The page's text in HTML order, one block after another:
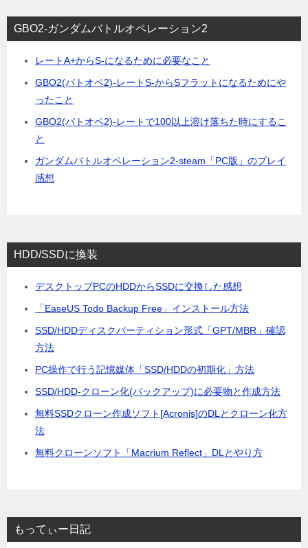
GBO2-ガンダムバトルオペレーション2
レートA+からS-になるために必要なこと
GBO2(バトオペ2)-レートS-からSフラットになるためにや
ったこと
GBO2(バトオペ2)-レートで100以上溶け落ちた時にするこ
と
ガンダムバトルオペレーション2-steam「PC版」のプレイ
感想
HDD/SSDに換装
デスクトップPCのHDDからSSDに交換した感想
「EaseUS Todo Backup Free」インストール方法
SSD/HDDディスクパーティション形式「GPT/MBR」確認
方法
PC操作で行う記憶媒体「SSD/HDDの初期化」方法
SSD/HDD-クローン化(バックアップ)に必要物と作成方法
無料SSDクローン作成ソフト[Acronis]のDLとクローン化方
法
無料クローンソフト「Macrium Reflect」DLとやり方
もってぃー日記